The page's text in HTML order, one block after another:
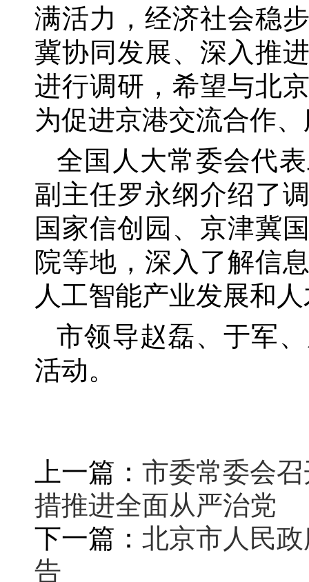
满活力，经济社会稳
冀协同发展、深入推
进行调研，希望与北
为促进京港交流合作
全国人大常委会代
副主任罗永纲介绍了
国家信创园、京津冀
院等地，深入了解信
人工智能产业发展和
市领导赵磊、于军
活动。
上一篇： 市委常委会
措推进全面从严治党
下一篇： 北京市人民
告